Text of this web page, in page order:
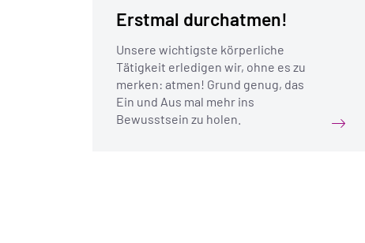
Erstmal durchatmen!
Unsere wichtigste körperliche
Tätigkeit erledigen wir, ohne es zu
merken: atmen! Grund genug, das
Ein und Aus mal mehr ins
Bewusstsein zu holen.